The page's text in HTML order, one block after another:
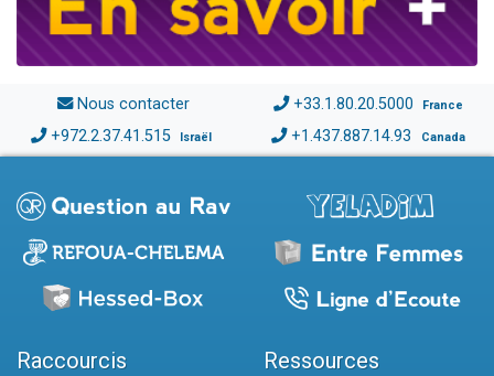
Nous contacter +33.1.80.20.5000 France
+972.2.37.41.515 Israël +1.437.887.14.93 Canada
Raccourcis Ressources